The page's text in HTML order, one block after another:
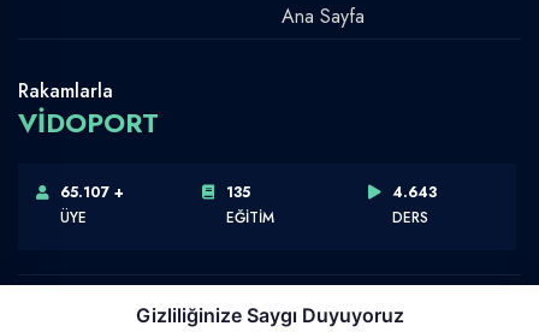
Ana Sayfa
Rakamlarla
VİDOPORT
65.107 +
ÜYE
135
EĞİTİM
4.643
DERS
Gizliliğinize Saygı Duyuyoruz